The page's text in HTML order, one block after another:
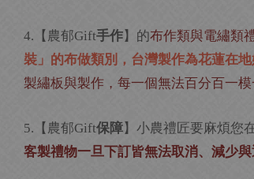
4. 【農郁Gift手作】的布作類與電繡類
裝」的布做類別，台灣製作為花蓮在
製繡板與製作，每一個無法百分百一
5. 【農郁Gift保障】小農禮匠要麻煩您
客製禮物一旦下訂皆無法取消、減少與